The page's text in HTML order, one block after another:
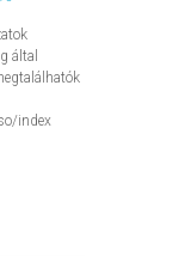
által
index